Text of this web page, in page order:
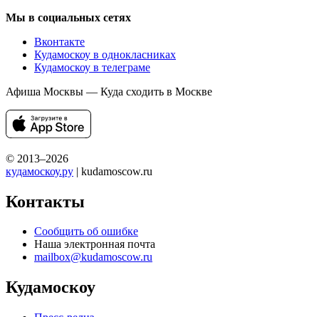
Мы в социальных сетях
Вконтакте
Кудамоскоу в однокласниках
Кудамоскоу в телеграме
Афиша Москвы — Куда сходить в Москве
© 2013–2026
кудамоскоу.ру | kudamoscow.ru
Контакты
Сообщить об ошибке
Наша электронная почта
mailbox@kudamoscow.ru
Кудамоскоу